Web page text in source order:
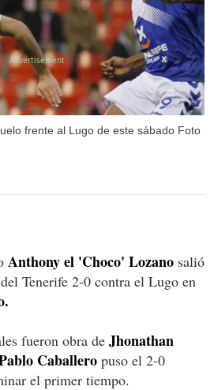
frente al Lugo de este sábado Foto
X
Anthony el 'Choco' Lozano salió
Tenerife 2-0 contra el Lugo en
fueron obra de Jhonathan
Caballero puso el 2-0
el primer tiempo.